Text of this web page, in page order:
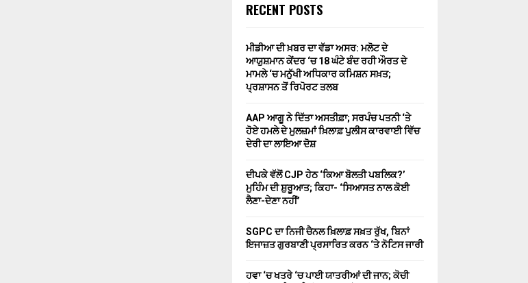
RECENT POSTS
ਮੀਡੀਆ ਦੀ ਖ਼ਬਰ ਦਾ ਵੱਡਾ ਅਸਰ: ਮਲੋਟ ਦੇ
ਆਯੁਸ਼ਮਾਨ ਕੇਂਦਰ ‘ਚ 18 ਘੰਟੇ ਬੰਦ ਰਹੀ ਔਰਤ ਦੇ
ਮਾਮਲੇ ‘ਚ ਮਨੁੱਖੀ ਅਧਿਕਾਰ ਕਮਿਸ਼ਨ ਸਖ਼ਤ;
ਪ੍ਰਸ਼ਾਸਨ ਤੋਂ ਰਿਪੋਰਟ ਤਲਬ
AAP ਆਗੂ ਨੇ ਦਿੱਤਾ ਅਸਤੀਫ਼ਾ; ਸਰਪੰਚ ਪਤਨੀ ‘ਤੇ
ਹੋਏ ਹਮਲੇ ਦੇ ਮੁਲਜ਼ਮਾਂ ਖ਼ਿਲਾਫ਼ ਪੁਲੀਸ ਕਾਰਵਾਈ ਵਿੱਚ
ਦੇਰੀ ਦਾ ਲਾਇਆ ਦੋਸ਼
ਦੀਪਕੇ ਵੱਲੋਂ CJP ਹੇਠ ‘ਕਿਆ ਬੋਲਤੀ ਪਬਲਿਕ?’
ਮੁਹਿੰਮ ਦੀ ਸ਼ੁਰੂਆਤ; ਕਿਹਾ- ‘ਸਿਆਸਤ ਨਾਲ ਕੋਈ
ਲੈਣਾ-ਦੇਣਾ ਨਹੀਂ’
SGPC ਦਾ ਨਿਜੀ ਚੈਨਲ ਖ਼ਿਲਾਫ਼ ਸਖ਼ਤ ਰੁੱਖ, ਬਿਨਾਂ
ਇਜਾਜ਼ਤ ਗੁਰਬਾਣੀ ਪ੍ਰਸਾਰਿਤ ਕਰਨ ‘ਤੇ ਨੋਟਿਸ ਜਾਰੀ
ਹਵਾ ‘ਚ ਖਤਰੇ ‘ਚ ਪਾਈ ਯਾਤਰੀਆਂ ਦੀ ਜਾਨ; ਕੋਚੀ